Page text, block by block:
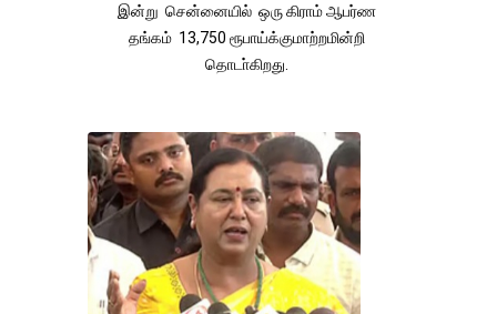
இன்று சென்னையில் ஒரு கிராம் ஆபர்ண
தங்கம் 13,750 ரூபாய்க்குமாற்றமின்றி
தொடா்கிறது.